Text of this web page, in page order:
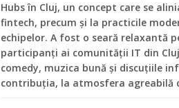
Hubs în Cluj, un concept care se
fintech, precum și la practicile
echipelor. A fost o seară relaxantă
participanți ai comunității IT din
comedy, muzica bună și discuțiile
contribuția, la atmosfera agreabilă